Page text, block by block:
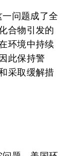
一问题成了全
合物引发的
环境中持续
此保持警
采取缓解措